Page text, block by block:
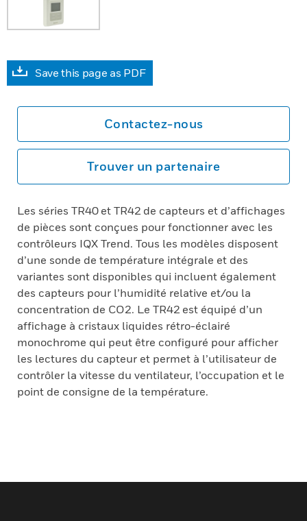
Save this page as PDF
Contactez-nous
Trouver un partenaire
Les séries TR40 et TR42 de capteurs et d’affichages
de pièces sont conçues pour fonctionner avec les
contrôleurs IQX Trend. Tous les modèles disposent
d’une sonde de température intégrale et des
variantes sont disponibles qui incluent également
des capteurs pour l’humidité relative et/ou la
concentration de CO2. Le TR42 est équipé d’un
affichage à cristaux liquides rétro-éclairé
monochrome qui peut être configuré pour afficher
les lectures du capteur et permet à l’utilisateur de
contrôler la vitesse du ventilateur, l’occupation et le
point de consigne de la température.